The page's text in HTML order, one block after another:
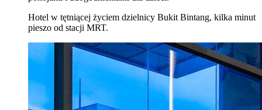
Hotel w tętniącej życiem dzielnicy Bukit Bintang, kilka minut
pieszo od stacji MRT.